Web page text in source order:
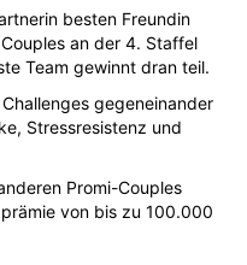
besten Freundin
an der 4. Staffel
Team gewinnt dran teil.
gegeneinander
Stressresistenz und
Promi-Couples
von bis zu 100.000